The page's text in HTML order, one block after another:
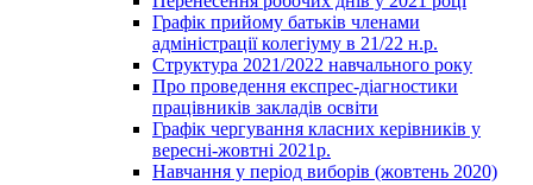
Графік прийому батьків членами
адміністрації колегіуму в 21/22 н.р.
Структура 2021/2022 навчального року
Про проведення експрес-діагностики
працівників закладів освіти
Графік чергування класних керівників у
вересні-жовтні 2021р.
Навчання у період виборів (жовтень 2020)